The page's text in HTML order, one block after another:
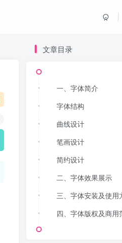
文章目录
一、字体简介
字体结构
曲线设计
笔画设计
简约设计
二、字体效果展示
三、字体安装及使用
四、字体版权及商用